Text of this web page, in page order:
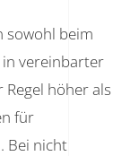
sowohl beim
in vereinbarter
höher als
für
Bei nicht